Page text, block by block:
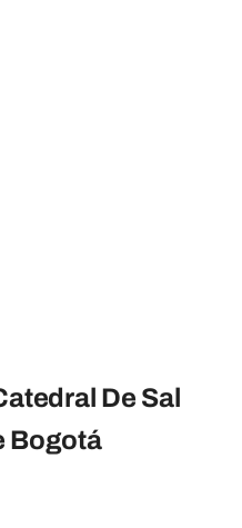
De Sal
Bogotá